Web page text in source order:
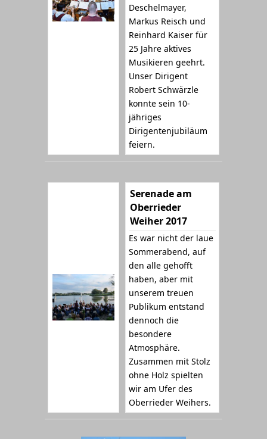
Deschelmayer,
Markus Reisch und
Reinhard Kaiser für
25 Jahre aktives
Musikieren geehrt.
Unser Dirigent
Robert Schwärzle
konnte sein 10-
jähriges
Dirigentenjubiläum
feiern.
Serenade am
Oberrieder
Weiher 2017
Es war nicht der laue
Sommerabend, auf
den alle gehofft
haben, aber mit
unserem treuen
Publikum entstand
dennoch die
besondere
Atmosphäre.
Zusammen mit Stolz
ohne Holz spielten
wir am Ufer des
Oberrieder Weihers.